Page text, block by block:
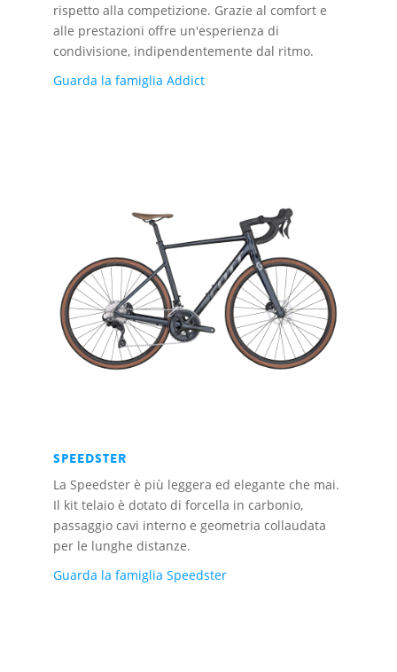
rispetto alla competizione. Grazie al comfort e
alle prestazioni offre un'esperienza di
condivisione, indipendentemente dal ritmo.
Guarda la famiglia Addict
SPEEDSTER
La Speedster è più leggera ed elegante che mai.
Il kit telaio è dotato di forcella in carbonio,
passaggio cavi interno e geometria collaudata
per le lunghe distanze.
Guarda la famiglia Speedster